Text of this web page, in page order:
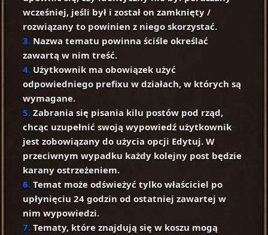
wcześniej, jeśli był i został on zamknięty /
rozwiązany to powinien z niego skorzystać.
3. Nazwa tematu powinna ściśle określać
zawartą w nim treść.
4. Użytkownik ma obowiązek użyć
odpowiedniego prefixu w działach, w których są
wymagane.
5. Zabrania się pisania kilu postów pod rząd,
chcąc uzupełnić swoją wypowiedź użytkownik
jest zobowiązany do użycia opcji Edytuj. W
przeciwnym wypadku każdy kolejny post będzie
karany ostrzeżeniem.
6. Temat może odświeżyć tylko właściciel po
upłynięciu 24 godzin od ostatniej zawartej w
nim wypowiedzi.
7. Tematy, które znajdują się w koszu mogą